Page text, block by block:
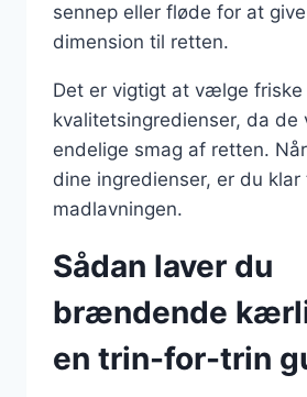
sennep eller fløde for at
dimension til retten.
Det er vigtigt at vælge friske
kvalitetsingredienser, da de
endelige smag af retten.
dine ingredienser, er du
madlavningen.
Sådan laver du
brændende
en trin-for-trin